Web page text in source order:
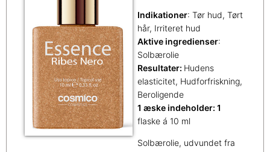
Indikationer: Tør hud, Tørt
hår, Irriteret hud
Aktive ingredienser:
Solbærolie
Resultater: Hudens
elasticitet, Hudforfriskning,
Beroligende
1 æske indeholder: 1
flaske á 10 ml
Solbærolie, udvundet fra